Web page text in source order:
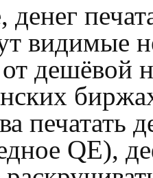
денег
видимые
дешёвой
QE),